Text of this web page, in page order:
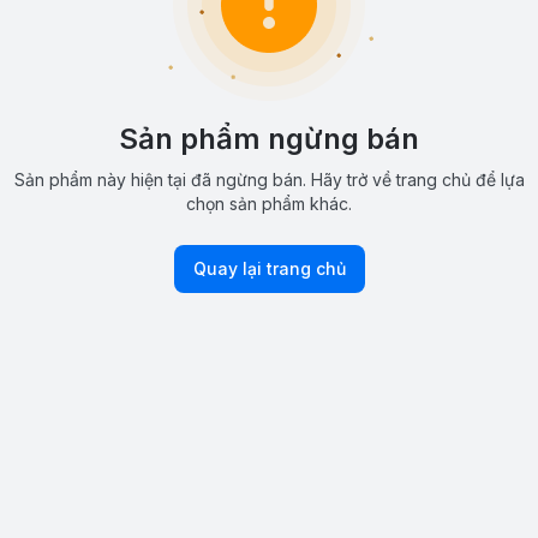
Sản phẩm ngừng bán
Sản phẩm này hiện tại đã ngừng bán. Hãy trở về trang chủ để lựa
chọn sản phẩm khác.
Quay lại trang chủ